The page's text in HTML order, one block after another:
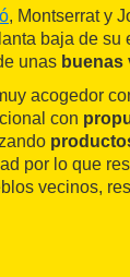
, Montserrat y
baja de
unas buenas
acogedor
con
por lo que
vecinos,